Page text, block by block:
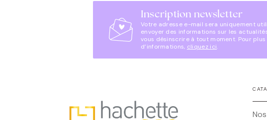
Inscription newsletter
Votre adresse e-mail sera uniquement
envoyer des informations sur les
vous désinscrire à tout moment. Pour plus
d’informations, cliquez ici.